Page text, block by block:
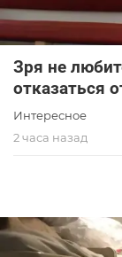
Зря не
отказаться
Интересное
2 часа назад